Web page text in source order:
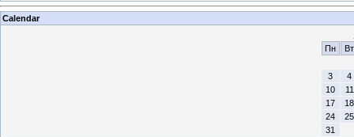
Calendar
Пн
Вт
3
4
10
11
17
18
24
25
31